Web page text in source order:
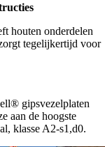
houten onderdelen
tegelijkertijd voor
gipsvezelplaten
aan de hoogste
klasse A2-s1,d0.